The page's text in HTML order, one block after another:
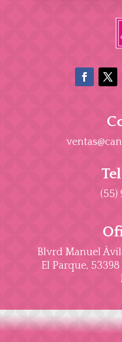
(55)
Blvrd Manuel
El Parque,